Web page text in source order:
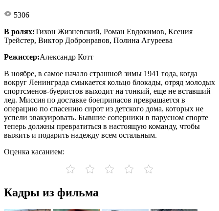
5306
В ролях:Тихон Жизневский, Роман Евдокимов, Ксения
Трейстер, Виктор Добронравов, Полина Агуреева
Режиссер:Александр Котт
В ноябре, в самое начало страшной зимы 1941 года, когда
вокруг Ленинграда смыкается кольцо блокады, отряд молодых
спортсменов-буеристов выходит на тонкий, еще не вставший
лед. Миссия по доставке боеприпасов превращается в
операцию по спасению сирот из детского дома, которых не
успели эвакуировать. Бывшие соперники в парусном спорте
теперь должны превратиться в настоящую команду, чтобы
выжить и подарить надежду всем остальным.
Оценка касанием:
Кадры из фильма